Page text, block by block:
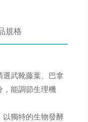
規格
武靴藤葉、巴拿
，能調節生理機
獨特的生物發酵